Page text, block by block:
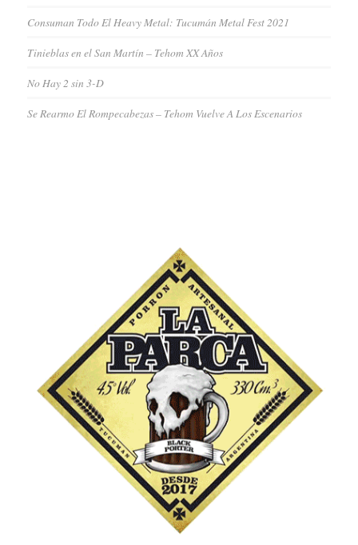
Consuman Todo El Heavy Metal: Tucumán Metal Fest 2021
Tinieblas en el San Martín – Tehom XX Años
No Hay 2 sin 3-D
Se Rearmo El Rompecabezas – Tehom Vuelve A Los Escenarios